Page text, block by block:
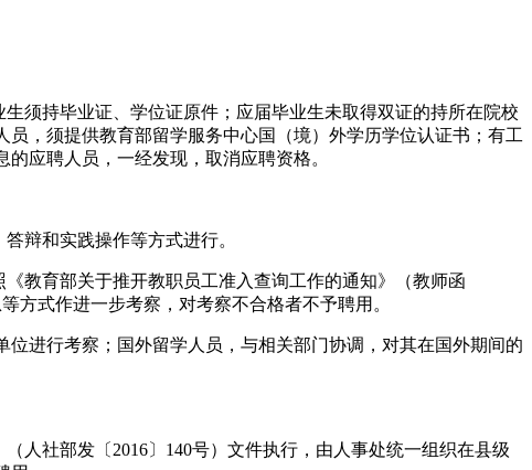
须持毕业证、学位证原件；应届毕业生未取得双证的持所在院校
，须提供教育部留学服务中心国（境）外学历学位认证书；有工
应聘人员，一经发现，取消应聘资格。
辩和实践操作等方式进行。
教育部关于推开教职员工准入查询工作的通知》（教师函
方式作进一步考察，对考察不合格者不予聘用。
进行考察；国外留学人员，与相关部门协调，对其在国外期间的
人社部发〔2016〕140号）文件执行，由人事处统一组织在县级